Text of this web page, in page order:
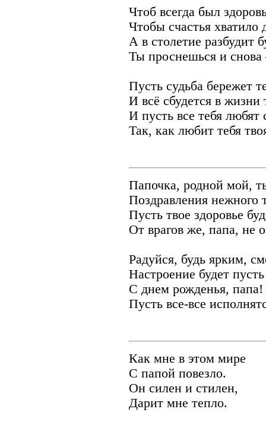
Чтоб всегда был
Чтобы счастья хватило
А в столетие разбудит
Ты проснешься и
Пусть судьба бережет
И всё сбудется в жизни
И пусть все тебя любят
Так, как любит тебя
Папочка, родной мой,
Поздравления нежного
Пусть твое здоровье
От врагов же, папа, не
Радуйся, будь ярким,
Настроение будет
С днем рожденья,
Пусть все-все
Как мне в этом мире
С папой повезло.
Он силен и стилен,
Дарит мне тепло.